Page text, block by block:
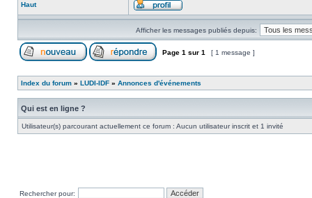
Haut
Afficher les messages publiés depuis:
Page 1 sur 1 [ 1 message ]
Index du forum » LUDI-IDF » Annonces d'événements
Qui est en ligne ?
Utilisateur(s) parcourant actuellement ce forum : Aucun utilisateur inscrit et 1 invité
Rechercher pour: